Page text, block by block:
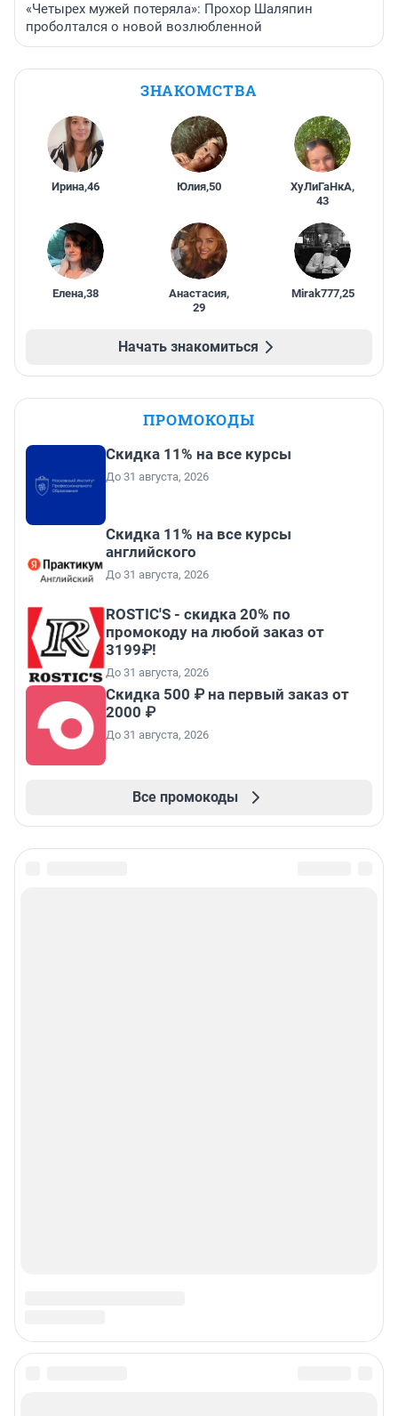
«Четырех мужей потеряла»: Прохор Шаляпин
проболтался о новой возлюбленной
ЗНАКОМСТВА
Ирина,46 Юлия,50 ХуЛиГаНкА,
43
Елена,38 Анастасия,
29
Mirak777,25
Начать знакомиться
ПРОМОКОДЫ
Скидка 11% на все курсы
До 31 августа, 2026
Скидка 11% на все курсы
английского
До 31 августа, 2026
ROSTIC'S - скидка 20% по
промокоду на любой заказ от
3199₽!
До 31 августа, 2026
Скидка 500 ₽ на первый заказ от
2000 ₽
До 31 августа, 2026
Все промокоды